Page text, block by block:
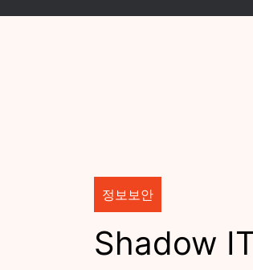
정보보안
Shadow